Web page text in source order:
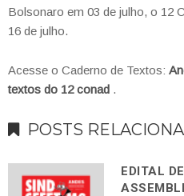
Bolsonaro em 03 de julho, o 12
16 de julho.
Acesse o Caderno de Textos:
textos do 12 conad .
POSTS
EDITAL